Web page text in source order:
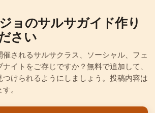
ョのサルサガイド作り
さい
されるサルサクラス、ソーシャル、フェ
イトをご存じですか？無料で追加して、
けられるようにしましょう。投稿内容は
。